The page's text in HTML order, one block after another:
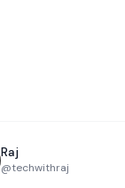
Raj
@techwithraj